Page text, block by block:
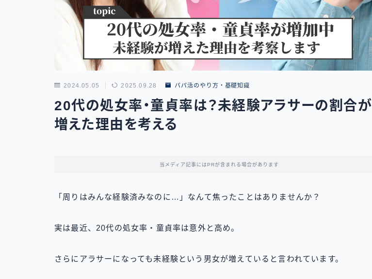
2024.05.05 2025.09.28 パパ活のやり方・基礎知識
20代の処女率・童貞率は？未経験アラサーの割合が
増えた理由を考える
当メディア記事にはPRが含まれる場合があります
「周りはみんな経験済みなのに…」なんて焦ったことはありませんか？
実は最近、20代の処女率・童貞率は意外と高め。
さらにアラサーになっても未経験という男女が増えていると言われています。